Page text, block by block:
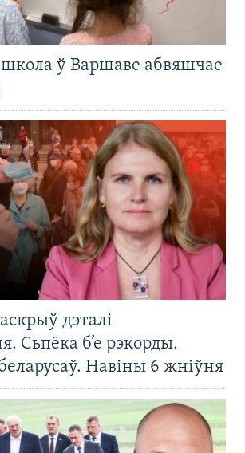
школа ў Варшаве абвяшчае
дэталі
Сьпёка б’е рэкорды.
Навіны 6 жніўня